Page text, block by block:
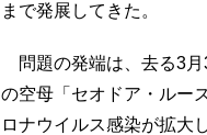
まで発展してきた。
問題の発端は、去る3月
の空母「セオドア・ルー
ロナウイルス感染が拡大